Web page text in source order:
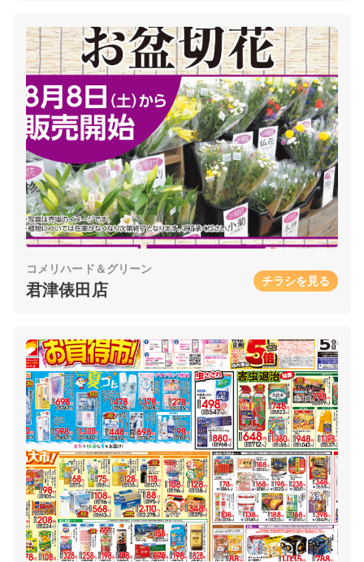
コメリハード＆グリーン
君津俵田店 チラシを見る